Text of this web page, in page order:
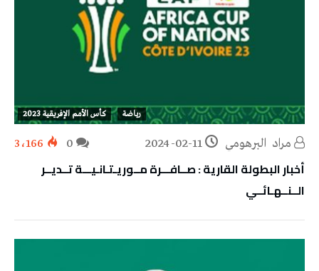
رياضة كأس الأمم الإفريقية 2023
مراد‭ ‬ البرهومي 2024-02-11 3٬166
أخبار البطولة القارية : صــافـــرة مــوريـتـانـيـــة تــديــر
الــنــهـائــي